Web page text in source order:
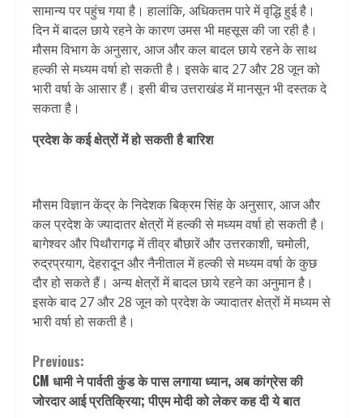
सामान्य पर पहुंच गया है। हालांकि, अधिकतम पारे में वृद्धि हुई है।
दिन में बादल छाये रहने के कारण उमस भी महसूस की जा रही है।
मौसम विभाग के अनुसार, आज और कल बादल छाये रहने के साथ
हल्की से मध्यम वर्षा हो सकती है। इसके बाद 27 और 28 जून को
भारी वर्षा के आसार हैं। इसी बीच उत्तराखंड में मानसून भी दस्तक दे
सकता है।
प्रदेश के कई क्षेत्रों में हो सकती है बारिश
मौसम विज्ञान केंद्र के निदेशक बिक्रम सिंह के अनुसार, आज और
कल प्रदेश के ज्यादातर क्षेत्रों में हल्की से मध्यम वर्षा हो सकती है।
बागेश्वर और पिथौरागढ़ में तीव्र बौछारें और उत्तरकाशी, चमोली,
रुद्रप्रयाग, देहरादून और नैनीताल में हल्की से मध्यम वर्षा के कुछ
दौर हो सकते हैं। अन्य क्षेत्रों में बादल छाये रहने का अनुमान है।
इसके बाद 27 और 28 जून को प्रदेश के ज्यादातर क्षेत्रों में मध्यम से
भारी वर्षा हो सकती है।
Continue
Reading
Previous:
CM धामी ने पार्वती कुंड के पास लगाया ध्यान, अब कांग्रेस की
जोरदार आई प्रतिक्रिया; पीएम मोदी को लेकर कह दी ये बात